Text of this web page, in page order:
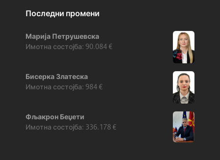
Последни промени
Марија Петрушевска
90.084€
Бисерка Златеска
984€
Фљакрон Беџети
336.178 €